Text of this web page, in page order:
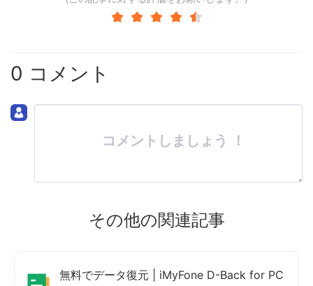
0 コメント
コメントしましょう ！
その他の関連記事
無料でデータ復元 | iMyFone D-Back for PC